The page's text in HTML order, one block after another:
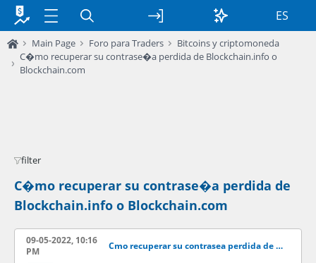
ES
Main Page Foro para Traders
Bitcoins y criptomoneda
C�mo recuperar su contrase�a perdida de Blockchain.info o
Blockchain.com
filter
C�mo recuperar su contrase�a perdida de
Blockchain.info o Blockchain.com
09-05-2022, 10:16
PM
Cmo recuperar su contrasea perdida de Blockchain.info o Blockchain.com